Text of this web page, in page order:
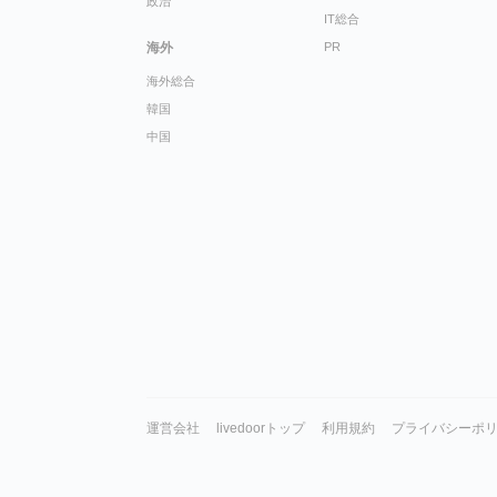
海外
海外総合
韓国
中国
IT総合
PR
運営会社 livedoorトップ 利用規約 プライバシーポ